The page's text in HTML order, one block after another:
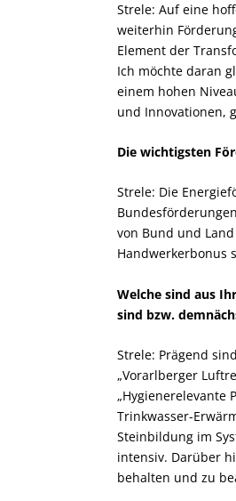
Strele: Auf eine
weiterhin
Element der
Ich möchte daran
einem hohen
und Innovationen,
Die wichtigsten
Strele: Die
von Bund und
Handwerkerbonus
Welche sind aus
sind bzw.
Strele: Prägend
„Vorarlberger
„Hygienerelevante
Trinkwasser-
Steinbildung im
intensiv. Darüber
behalten und zu